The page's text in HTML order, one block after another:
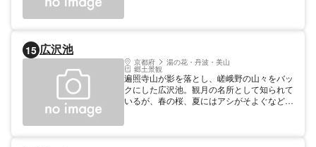
て生けたのがいけばな嵯峨御流の始まりだと
されている。
15 広沢池
京都府 湯の花・丹波・美山
郷土景観
遍照寺山が影を落とし、嵯峨野の山々をバッ
クにした広沢池。観月の名所として知られて
いるが、春の桜、夏にはアシがそよぐなど、